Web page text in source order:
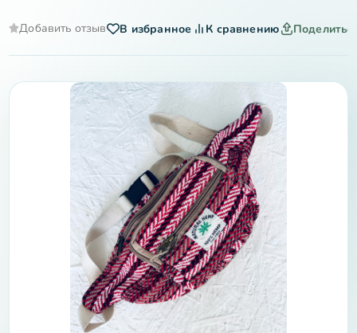
Добавить отзыв В избранное К сравнению